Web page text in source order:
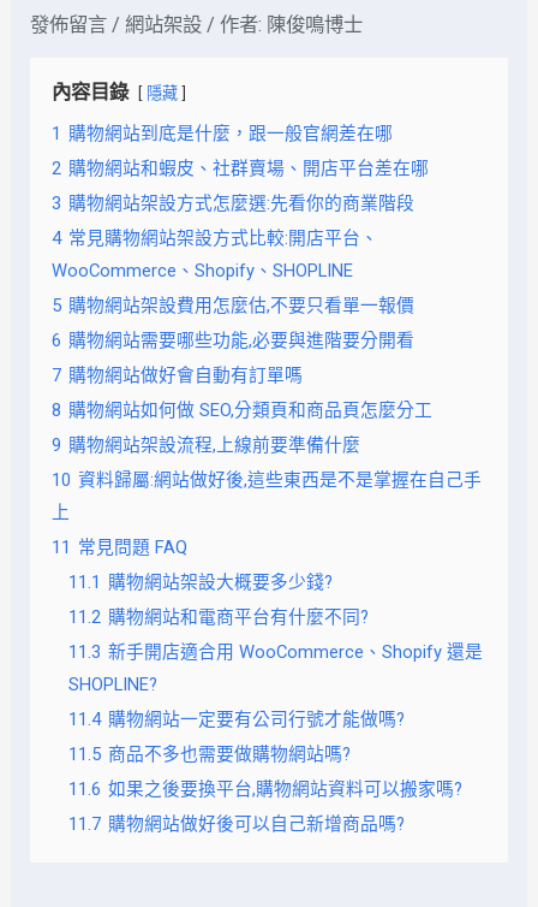
發佈留言 /網站架設 / 作者: 陳俊鳴博士
內容目錄 隱藏
1 購物網站到底是什麼，跟一般官網差在哪
2 購物網站和蝦皮、社群賣場、開店平台差在哪
3 購物網站架設方式怎麼選:先看你的商業階段
4 常見購物網站架設方式比較:開店平台、
WooCommerce、Shopify、SHOPLINE
5 購物網站架設費用怎麼估,不要只看單一報價
6 購物網站需要哪些功能,必要與進階要分開看
7 購物網站做好會自動有訂單嗎
8 購物網站如何做 SEO,分類頁和商品頁怎麼分工
9 購物網站架設流程,上線前要準備什麼
10 資料歸屬:網站做好後,這些東西是不是掌握在自己手
上
11 常見問題 FAQ
11.1 購物網站架設大概要多少錢?
11.2 購物網站和電商平台有什麼不同?
11.3 新手開店適合用 WooCommerce、Shopify 還是
SHOPLINE?
11.4 購物網站一定要有公司行號才能做嗎?
11.5 商品不多也需要做購物網站嗎?
11.6 如果之後要換平台,購物網站資料可以搬家嗎?
11.7 購物網站做好後可以自己新增商品嗎?